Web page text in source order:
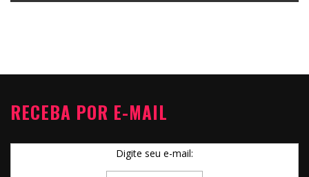
RECEBA POR E-MAIL
Digite seu e-mail: